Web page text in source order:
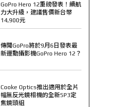
GoPro Hero 12重磅發表！續航
力大升級，建議售價新台幣
14,900元
傳聞GoPro將於9月6日發表最
新運動攝影機GoPro Hero 12？
Cooke Optics推出適用於全片
幅無反光鏡相機的全新SP3定
焦鏡頭組